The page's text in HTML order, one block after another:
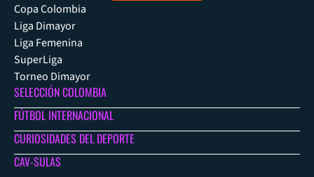
Copa Colombia
Liga Dimayor
Liga Femenina
SuperLiga
Torneo Dimayor
SELECCIÓN COLOMBIA
FÚTBOL INTERNACIONAL
CURIOSIDADES DEL DEPORTE
CAV-SULAS